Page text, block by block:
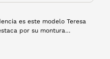
es este modelo Teresa
por su montura